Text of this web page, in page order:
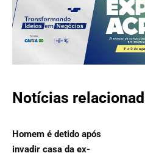
Notícias
Homem é detido após
invadir casa da ex-